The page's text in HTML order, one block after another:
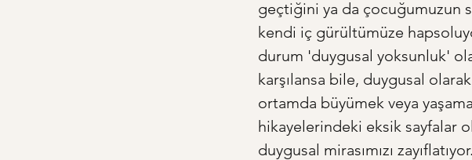
geçtiğini ya da çocuğumuzun
kendi iç gürültümüze
durum 'duygusal yoksunluk'
karşılansa bile, duygusal
ortamda büyümek veya
hikayelerindeki eksik sayfalar
duygusal mirasımızı zayıflatıyor.